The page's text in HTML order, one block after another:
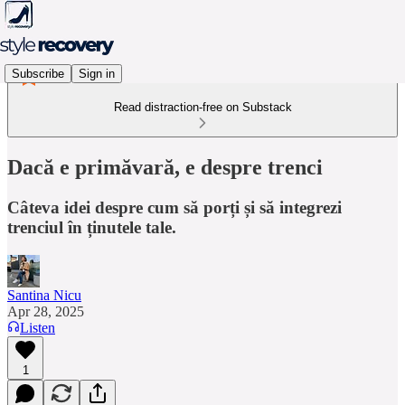
Subscribe Sign in
Read distraction-free on Substack
Dacă e primăvară, e despre trenci
Câteva idei despre cum să porți și să integrezi
trenciul în ținutele tale.
Santina Nicu
Apr 28, 2025
Listen
1